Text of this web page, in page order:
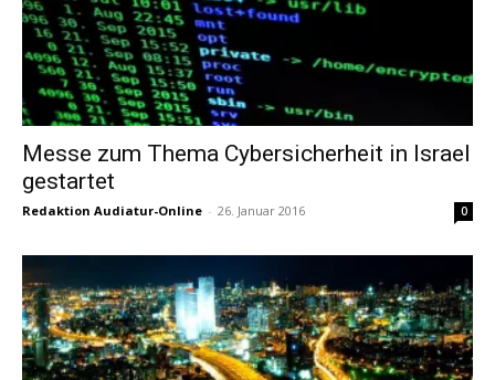
Messe zum Thema Cybersicherheit in Israel
gestartet
Redaktion Audiatur-Online - 26. Januar 2016 0